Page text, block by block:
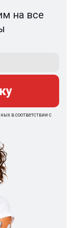
на все
в соответствии с